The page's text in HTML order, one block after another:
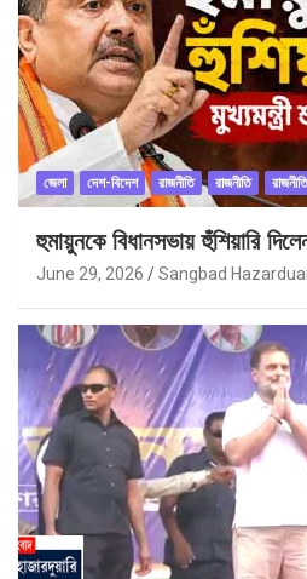
জেলা দেশ-বিদেশ রাজনীতি রাজনীতি রাজনীতি
হুমায়ুনকে বিধানসভায় হুঁশিয়ারি
June 29, 2026 Sangbad